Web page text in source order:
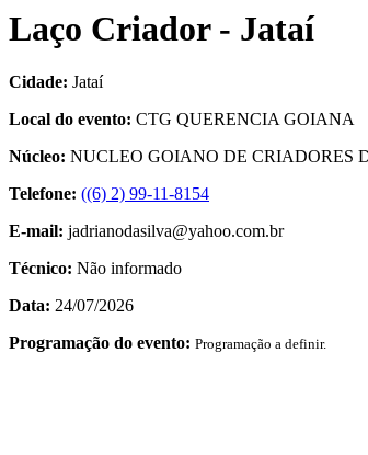
Laço Criador - Jataí
Cidade: Jataí
Local do evento: CTG QUERENCIA GOIANA
Núcleo: NUCLEO GOIANO DE CRIADORES
Telefone: ((6) 2) 99-11-8154
E-mail: jadrianodasilva@yahoo.com.br
Técnico: Não informado
Data: 24/07/2026
Programação do evento: Programação a definir.